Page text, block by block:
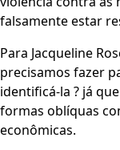
falsamente estar
Para Jacqueline
precisamos fazer
identificá-la ? já
formas oblíquas
econômicas.